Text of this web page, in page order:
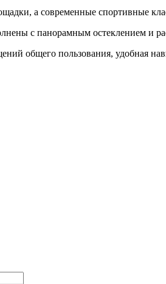
а современные спортивные
с панорамным остеклением и
общего пользования, удобная